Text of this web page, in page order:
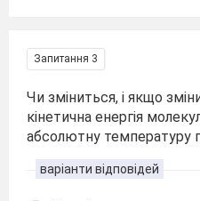
Запитання 3
Чи зміниться, і якщо
кінетична енергія
абсолютну температуру
варіанти відповідей